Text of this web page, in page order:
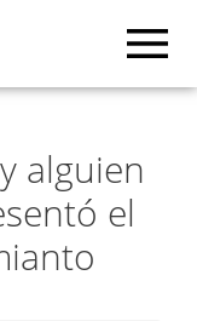
alguien
el